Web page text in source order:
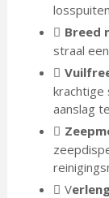
Breed
straal
krachtige
aanslag
V